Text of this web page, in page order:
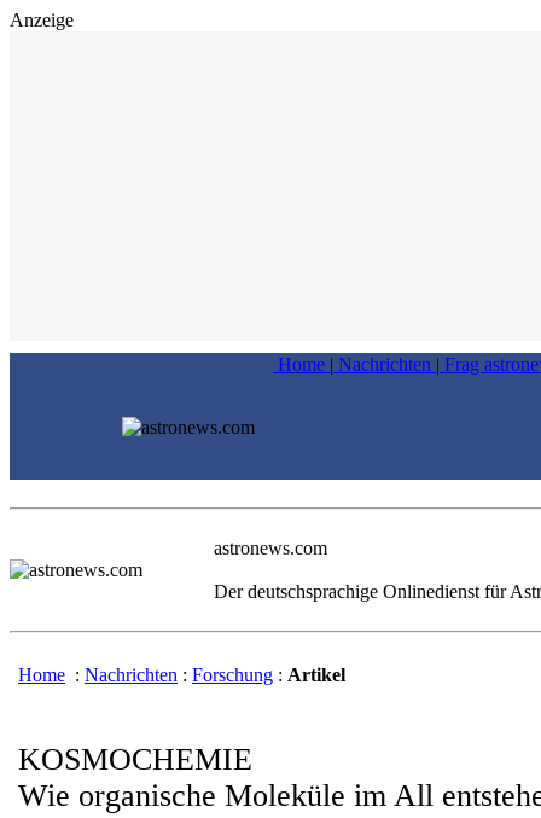
Anzeige
Home | Nachrichten | Frag
astronews.com
Der deutschsprachige Onlinedienst für
Home : Nachrichten : Forschung : Artikel
KOSMOCHEMIE
Wie organische Moleküle im All